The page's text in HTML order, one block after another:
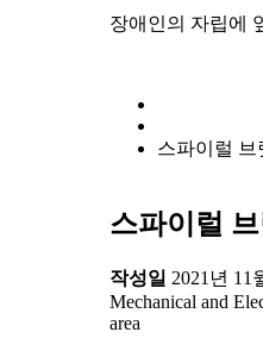
장애인의 자립에
스파이럴 브
스파이럴 브
작성일 2021년 11
Mechanical and
area